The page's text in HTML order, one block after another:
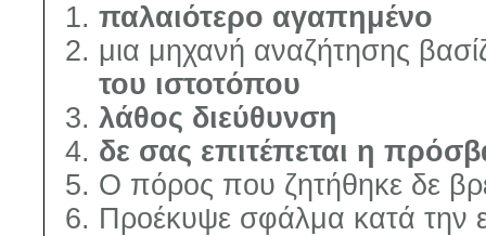
παλαιότερο αγαπημένο
μια μηχανή αναζήτησης
του ιστοτόπου
λάθος διεύθυνση
δε σας επιτέπεται η
Ο πόρος που ζητήθηκε δε
Προέκυψε σφάλμα κατά την